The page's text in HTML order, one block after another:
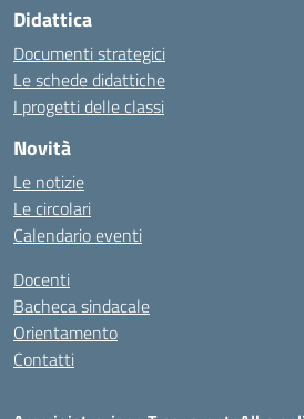
Didattica
Documenti strategici
Le schede didattiche
I progetti delle classi
Novità
Le notizie
Le circolari
Calendario eventi
Docenti
Bacheca sindacale
Orientamento
Contatti